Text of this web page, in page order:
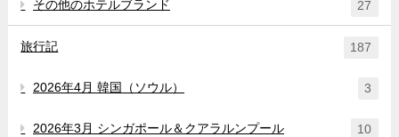
その他のホテルブランド 27
旅行記 187
2026年4月 韓国（ソウル） 3
2026年3月 シンガポール＆クアラルンプール 10